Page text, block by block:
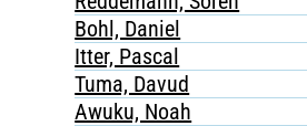
Bohl, Daniel
Itter, Pascal
Tuma, Davud
Awuku, Noah